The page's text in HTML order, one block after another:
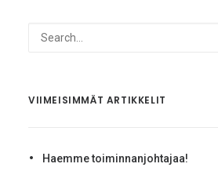
VIIMEISIMMÄT ARTIKKELIT
Haemme toiminnanjohtajaa!